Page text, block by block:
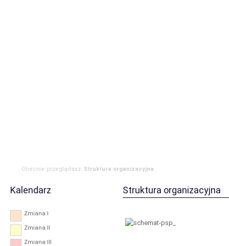
Obecnie przeglądasz: Struktura organizacyjna
Kalendarz
Zmiana I
Zmiana II
Zmiana III
Struktura organizacyjna